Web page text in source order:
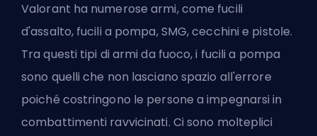
Valorant ha numerose armi, come fucili
d'assalto, fucili a pompa, SMG, cecchini e pistole.
Tra questi tipi di armi da fuoco, i fucili a pompa
sono quelli che non lasciano spazio all'errore
poiché costringono le persone a impegnarsi in
combattimenti ravvicinati. Ci sono molteplici